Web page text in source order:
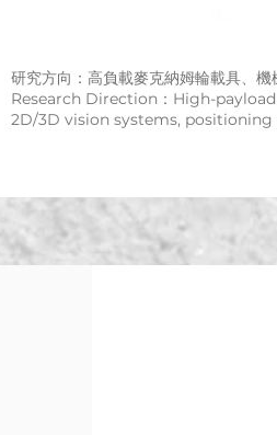
研究方向：高負載麥克納姆輪載具、
Research Direction：High-
2D/3D vision systems,